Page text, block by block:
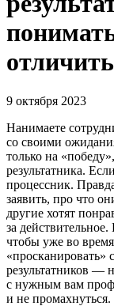
9 октября 2023
Нанимаете
со своими
только на
результатника.
процессник.
заявить, про что
другие хотят
за
чтобы уже во
«просканировать»
результатников —
с нужным вам
и не промахнуться.